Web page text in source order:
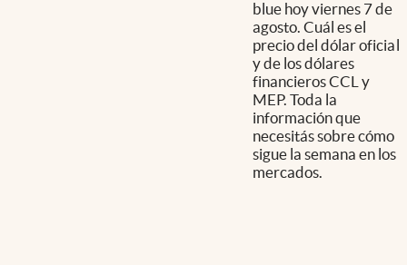
blue hoy viernes 7 de
agosto. Cuál es el
precio del dólar oficial
y de los dólares
financieros CCL y
MEP. Toda la
información que
necesitás sobre cómo
sigue la semana en los
mercados.